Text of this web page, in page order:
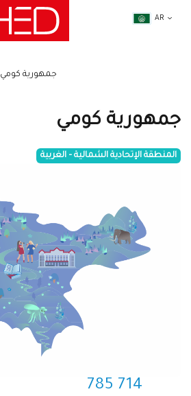
AR
جمهورية كومي
جمهورية كومي
المنطقة الإتحادية الشمالية – الغربية
714 785